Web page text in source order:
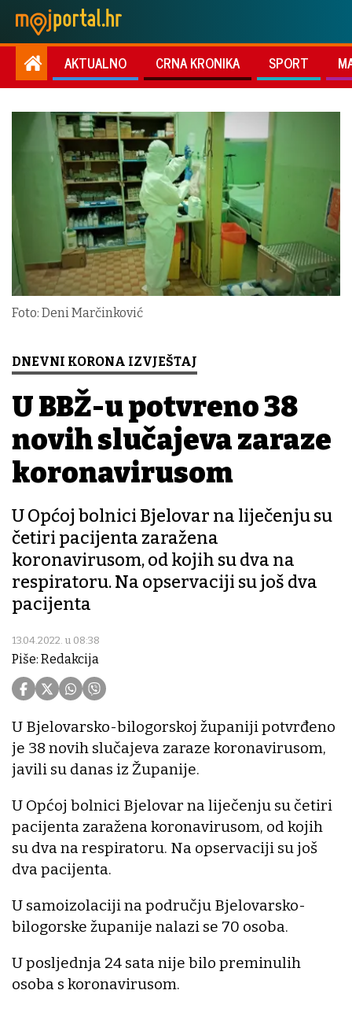
AKTUALNO CRNA KRONIKA SPORT
Foto: Deni Marčinković
DNEVNI KORONA IZVJEŠTAJ
U BBŽ-u potvrđeno 38
novih slučajeva zaraze
koronavirusom
U Općoj bolnici Bjelovar na liječenju su
četiri pacijenta zaražena
koronavirusom, od kojih su dva na
respiratoru. Na opservaciji su još dva
pacijenta
13.04.2022. u 08:38
Piše: Redakcija
U Bjelovarsko-bilogorskoj županiji potvrđeno
je 38 novih slučajeva zaraze koronavirusom,
javili su danas iz Županije.
U Općoj bolnici Bjelovar na liječenju su četiri
pacijenta zaražena koronavirusom, od kojih
su dva na respiratoru. Na opservaciji su još
dva pacijenta.
U samoizolaciji na području Bjelovarsko-
bilogorske županije nalazi se 70 osoba.
U posljednja 24 sata nije bilo preminulih
osoba s koronavirusom.